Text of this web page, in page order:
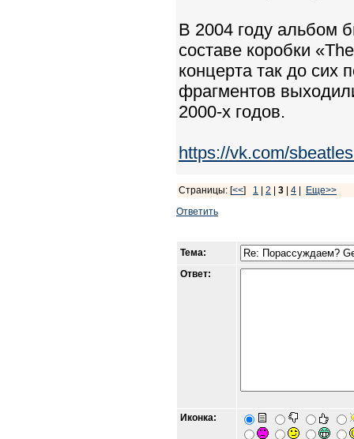
В 2004 году альбом
составе коробки
концерта так до сих
фрагментов
2000-х годов.
https://vk.com/
Страницы: [<<] 1 2 3 4
Еще>>
Ответить
Тема:
Ответ:
Иконка: